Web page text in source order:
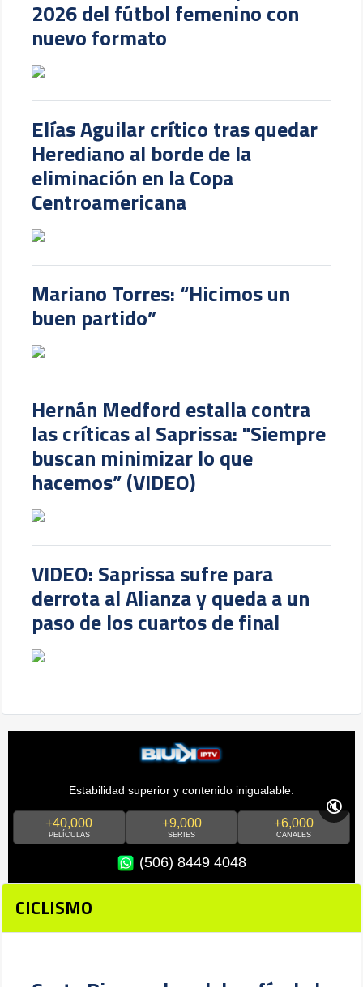
2026 del fútbol femenino con
nuevo formato
Elías Aguilar crítico tras quedar
Herediano al borde de la
eliminación en la Copa
Centroamericana
Mariano Torres: “Hicimos un
buen partido”
Hernán Medford estalla contra
las críticas al Saprissa: "Siempre
buscan minimizar lo que
hacemos” (VIDEO)
VIDEO: Saprissa sufre para
derrota al Alianza y queda a un
paso de los cuartos de final
Estabilidad superior y contenido inigualable.
+40,000
PELÍCULAS
+9,000
SERIES
+6,000
CANALES
(506) 8449 4048
🔇
CICLISMO